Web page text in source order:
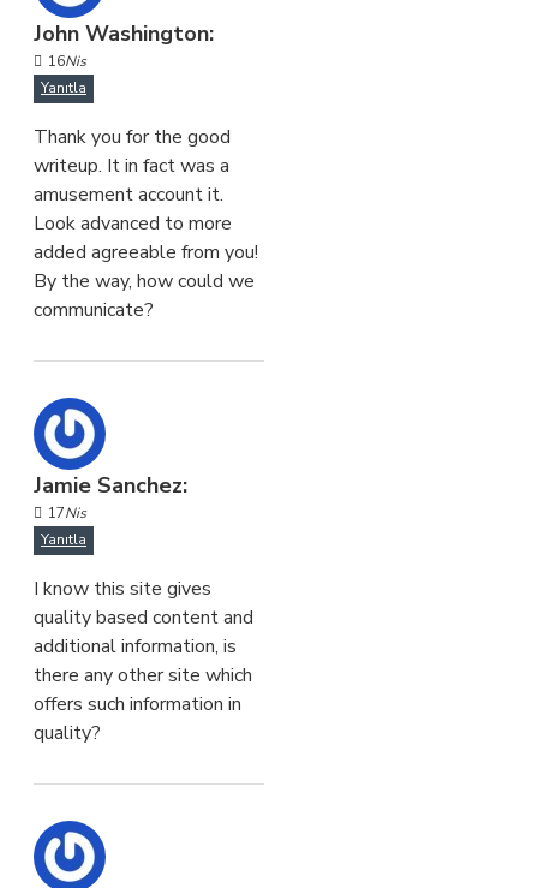
John Washington:
16Nis
Yanıtla
Thank you for the good
writeup. It in fact was a
amusement account it.
Look advanced to more
added agreeable from you!
By the way, how could we
communicate?
Jamie Sanchez:
17Nis
Yanıtla
I know this site gives
quality based content and
additional information, is
there any other site which
offers such information in
quality?